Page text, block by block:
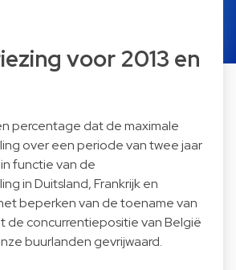
voor 2013 en
percentage dat de maximale
over een periode van twee jaar
functie van de
in Duitsland, Frankrijk en
beperken van de toename van
de concurrentiepositie van België
buurlanden gevrijwaard.